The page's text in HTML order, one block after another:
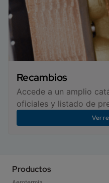
Recambios
Accede a un amplio
oficiales y listado de
Ver
Productos